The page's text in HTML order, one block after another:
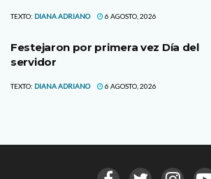
TEXTO: DIANA ADRIANO 6 AGOSTO, 2026
Festejaron por primera vez Día del
servidor
TEXTO: DIANA ADRIANO 6 AGOSTO, 2026